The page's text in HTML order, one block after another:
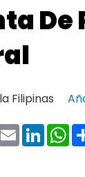
De
Filipinas
EmailLinkedIn